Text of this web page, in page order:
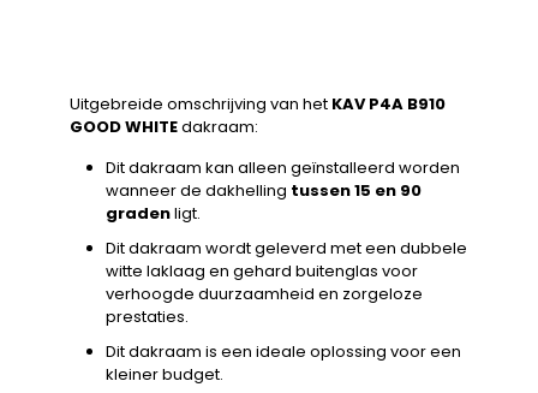
Uitgebreide omschrijving van het KAV P4A B910
GOOD WHITEdakraam:
Dit dakraam kan alleen geïnstalleerd worden
wanneer de dakhelling tussen 15 en 90
gradenligt.
Dit dakraam wordt geleverd met een dubbele
witte laklaag en gehard buitenglas voor
verhoogde duurzaamheid en zorgeloze
prestaties.
Dit dakraam is een ideale oplossing voor een
kleiner budget.